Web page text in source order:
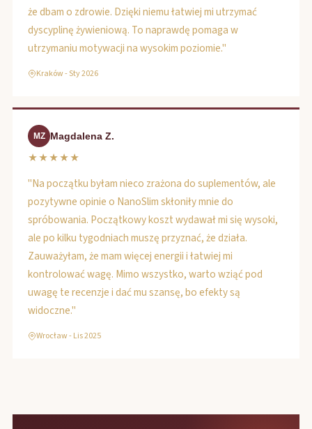
że dbam o zdrowie. Dzięki niemu łatwiej mi utrzymać
dyscyplinę żywieniową. To naprawdę pomaga w
utrzymaniu motywacji na wysokim poziomie."
Kraków - Sty 2026
MZ Magdalena Z.
★★★★★
"Na początku byłam nieco zrażona do suplementów, ale
pozytywne opinie o NanoSlim skłoniły mnie do
spróbowania. Początkowy koszt wydawał mi się wysoki,
ale po kilku tygodniach muszę przyznać, że działa.
Zauważyłam, że mam więcej energii i łatwiej mi
kontrolować wagę. Mimo wszystko, warto wziąć pod
uwagę te recenzje i dać mu szansę, bo efekty są
widoczne."
Wrocław - Lis 2025